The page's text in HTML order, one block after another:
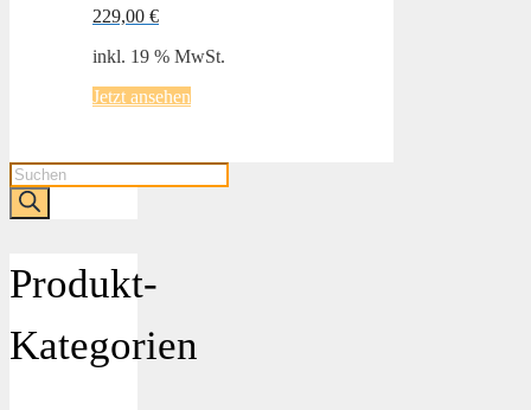
229,00 €
inkl. 19 % MwSt.
Jetzt ansehen
Products
search
Produkt-
Kategorien